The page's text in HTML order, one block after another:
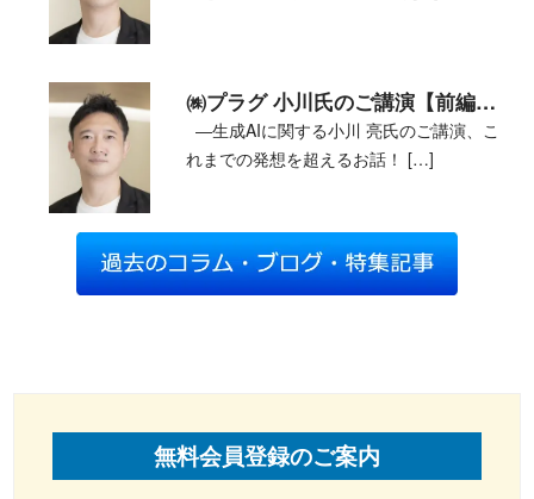
㈱プラグ 小川氏のご講演【前編】―生成AIに関する小川亮氏のご講演、これまでの発想を超えるお話！！でした―
―生成AIに関する小川 亮氏のご講演、こ
れまでの発想を超えるお話！ […]
無料会員登録のご案内